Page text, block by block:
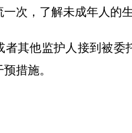
一次，了解未成年人的
者其他监护人接到被
措施。